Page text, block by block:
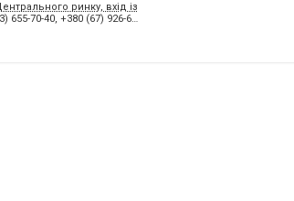
ринку, вхід із двору)
655-70-40, +380 (67) 926-63-48